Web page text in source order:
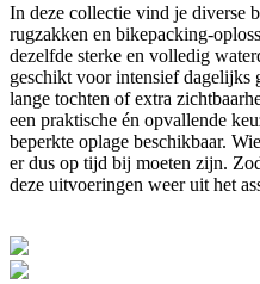
In deze collectie vind je diverse
rugzakken en bikepacking-
dezelfde sterke en volledig
geschikt voor intensief
lange tochten of extra
een praktische én opvallende
beperkte oplage beschikbaar.
er dus op tijd bij moeten zijn.
deze uitvoeringen weer uit het